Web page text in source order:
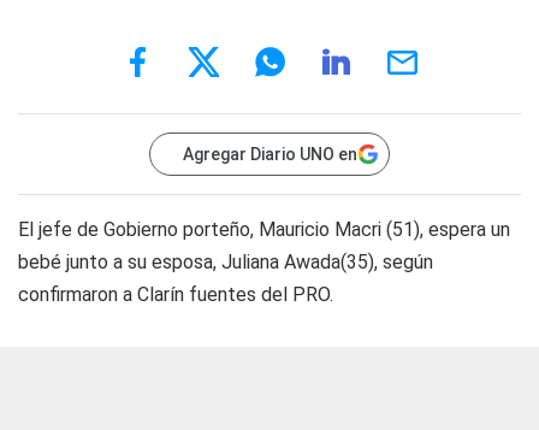
Agregar Diario UNO en
El jefe de Gobierno porteño, Mauricio Macri (51), espera un
bebé junto a su esposa, Juliana Awada(35), según
confirmaron a Clarín fuentes del PRO.